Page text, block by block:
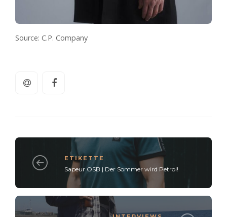
Source: C.P. Company
ETIKETTE
Sapeur OSB | Der Sommer wird Petrol!